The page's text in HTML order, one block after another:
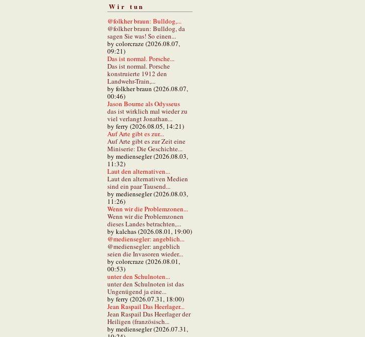
Wir tun
@folkher braun: Bulldog,...
@folkher braun: Bulldog, da
sagen Sie was! So einen...
by colorcraze (2026.08.07,
09:21)
Das ist normal. Porsche...
Das ist normal. Porsche
konstruierte 1912 den
Landwehr-Train,...
by folkher braun (2026.08.07,
00:46)
Jason Bourne als Odysseus
das ist wirklich mal wieder zu
viel verlangt Jonathan...
by ferry (2026.08.05, 14:21)
Auf Arte gibt es zur...
Auf Arte gibt es zur Zeit eine
Miniserie: Die Geschichte...
by mediensegler (2026.08.03,
11:32)
Laut den alternativen...
Laut den alternativen Medien
sind ein paar Tausend...
by mediensegler (2026.08.03,
11:26)
Wenn wir die Problemzonen...
Wenn wir die Problemzonen
dieses Landes betrachten,...
by kalchas (2026.08.01, 19:00)
@mediensegler: angeblich...
@mediensegler: angeblich
seien die Invasoren wieder...
by colorcraze (2026.08.01,
00:53)
unter den Schulnoten...
unter den Schulnoten ist das
Ungenügend ja eine...
by ferry (2026.07.31, 18:00)
Jean Raspail Das Heerlager...
Jean Raspail Das Heerlager der
Heiligen (französisch...
by mediensegler (2026.07.31,